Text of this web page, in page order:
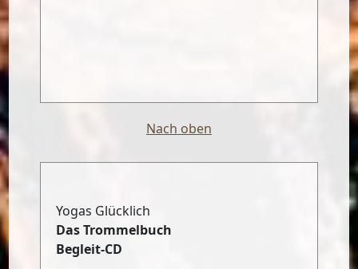
Nach oben
Yogas Glücklich
Das Trommelbuch
Begleit-CD